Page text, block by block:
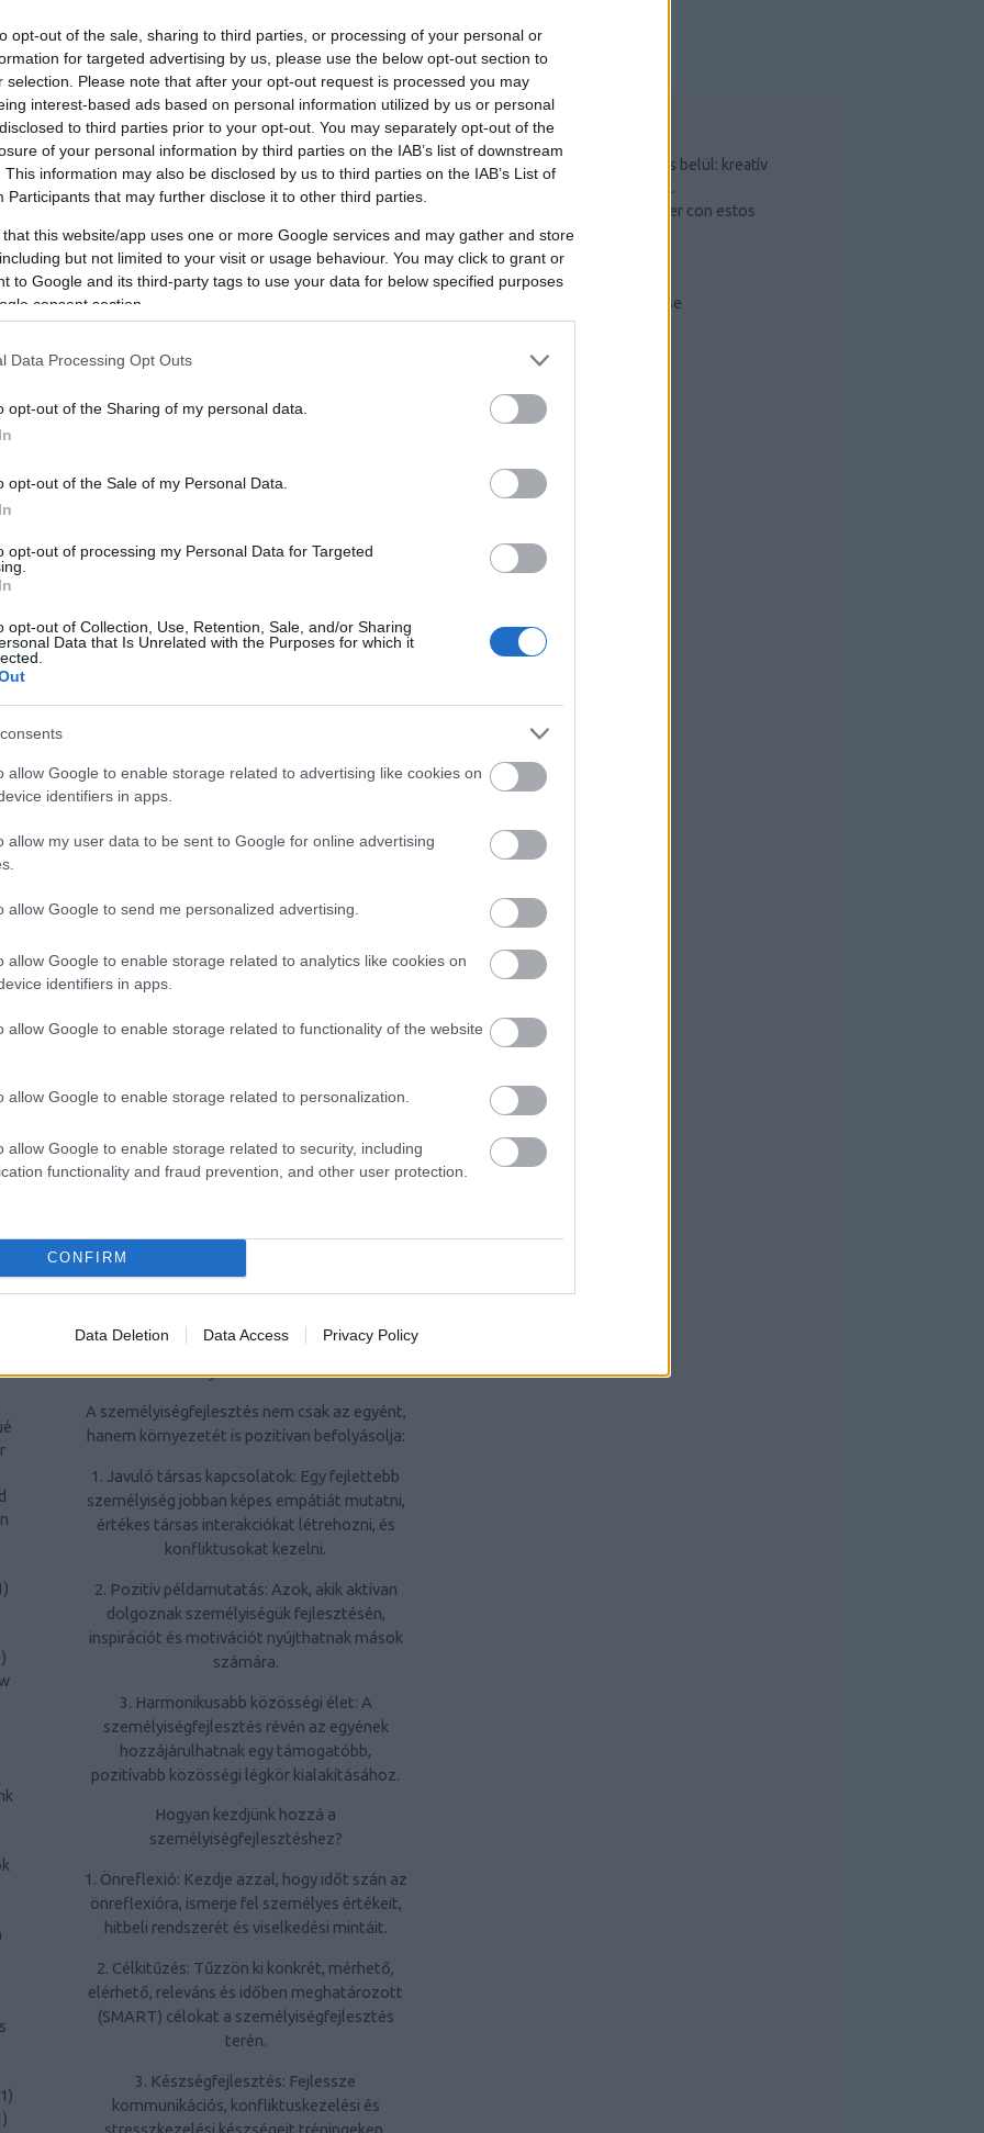
opt-out of the sale, sharing to third parties, or processing of your personal or
for targeted advertising by us, please use the below opt-out section to
selection. Please note that after your opt-out request is processed you may
interest-based ads based on personal information utilized by us or personal
to third parties prior to your opt-out. You may separately opt-out of the
of your personal information by third parties on the IAB’s list of downstream
This information may also be disclosed by us to third parties on the IAB’s List of
Participants that may further disclose it to other third parties.
that this website/app uses one or more Google services and may gather and store
but not limited to your visit or usage behaviour. You may click to grant or
to Google and its third-party tags to use your data for below specified purposes
consent section.
Data Processing Opt Outs
opt-out of the Sharing of my personal data.
opt-out of the Sale of my Personal Data.
opt-out of processing my Personal Data for Targeted
opt-out of Collection, Use, Retention, Sale, and/or Sharing
Data that Is Unrelated with the Purposes for which it
allow Google to enable storage related to advertising like cookies on
identifiers in apps.
allow my user data to be sent to Google for online advertising
allow Google to send me personalized advertising.
allow Google to enable storage related to analytics like cookies on
identifiers in apps.
allow Google to enable storage related to functionality of the website
allow Google to enable storage related to personalization.
allow Google to enable storage related to security, including
functionality and fraud prevention, and other user protection.
CONFIRM
Data Deletion Data Access Privacy Policy
)
)
)
1)
)
GARÁZS TAKARÍTÁS, NEW BALANCE,
HUNGARIAN GOOSE DOWN
Miért jó a
személyiségfejlesztés?
A személyiségfejlesztés egy dinamikus,
összetett folyamat, amely során az egyén
fejlessze saját személyiségét, viselkedését és
magában foglalja az önismeret növelését, az
kommunikációs és interperszonális készségek
környezetére is pozitív hatást gyakorol,
gazdagításához.
és viselkedésminták meghatározóak abban,
hogy hogyan látjuk a világot, hogyan
kapcsolatainkat. A személyiségfejlesztés
1. Jobban megismerjék saját magukat: Az
felismerhetik erősségeiket, gyengeségeiket,
érdeklődési körüket és motivációikat.
2. Fejlesszék kommunikációs készségeiket: A
kialakításához.
3. Növeljék önbizalmukat: Az önbizalom
kiemelten fontos az élet minden területén
4. Hatékonyabban kezeljék a stresszt: A
stresszkezelési technikák elsajátítása javítja
az életminőséget és segít megőrizni a
A személyiségfejlesztés jelentősége a
környezet számára
A személyiségfejlesztés nem csak az egyént,
hanem környezetét is pozitívan befolyásolja:
1. Javuló társas kapcsolatok: Egy fejlettebb
személyiség jobban képes empátiát mutatni,
értékes társas interakciókat létrehozni, és
konfliktusokat kezelni.
2. Pozitív példamutatás: Azok, akik aktívan
dolgoznak személyiségük fejlesztésén,
inspirációt és motivációt nyújthatnak mások
számára.
3. Harmonikusabb közösségi élet: A
személyiségfejlesztés révén az egyének
hozzájárulhatnak egy támogatóbb,
pozitívabb közösségi légkör kialakításához.
Hogyan kezdjünk hozzá a
személyiségfejlesztéshez?
1. Önreflexió: Kezdje azzal, hogy időt szán az
önreflexióra, ismerje fel személyes értékeit,
hitbeli rendszerét és viselkedési mintáit.
2. Célkitűzés: Tűzzön ki konkrét, mérhető,
elérhető, releváns és időben meghatározott
(SMART) célokat a személyiségfejlesztés
terén.
3. Készségfejlesztés: Fejlessze
kommunikációs, konfliktuskezelési és
stresszkezelési készségeit tréningeken,
TOP 5
Csináld magad saját garázs belül: kreatív
ötletek és hasznos tippek.
Mejorar lo que puede hacer con estos
sencillos pasos
Szerszámos szekrény
Radiális kompresszor
Kompresszorok működése
FRISS TOPIKOK
ARCHÍVUM
2026 július
2026 június
2026 április
2026 március
2025 december
2025 november
Tovább...
EGYÉB